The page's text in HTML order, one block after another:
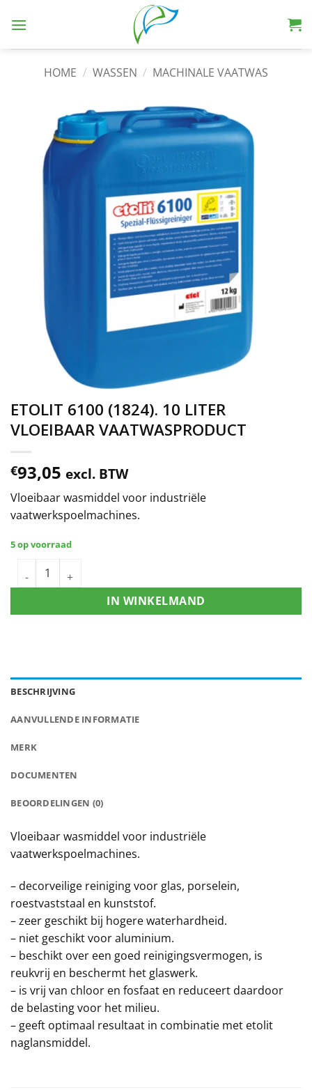
HOME / WASSEN / MACHINALE VAATWAS
ETOLIT 6100 (1824). 10 LITER
VLOEIBAAR VAATWASPRODUCT
€93,05 excl. BTW
Vloeibaar wasmiddel voor industriële
vaatwerkspoelmachines.
5 op voorraad
IN WINKELMAND
BESCHRIJVING
AANVULLENDE INFORMATIE
MERK
DOCUMENTEN
BEOORDELINGEN (0)
Vloeibaar wasmiddel voor industriële
vaatwerkspoelmachines.
– decorveilige reiniging voor glas, porselein,
roestvaststaal en kunststof.
– zeer geschikt bij hogere waterhardheid.
– niet geschikt voor aluminium.
– beschikt over een goed reinigingsvermogen, is
reukvrij en beschermt het glaswerk.
– is vrij van chloor en fosfaat en reduceert daardoor
de belasting voor het milieu.
– geeft optimaal resultaat in combinatie met etolit
naglansmiddel.